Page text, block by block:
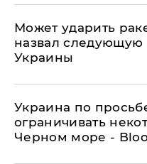
Может ударить
назвал следующую
Украины
Украина по
ограничивать
Черном море -